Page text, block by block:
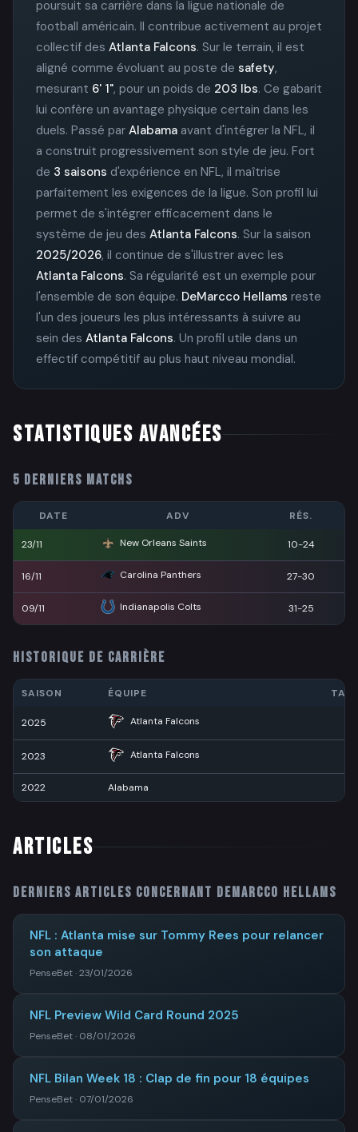
poursuit sa carrière dans la ligue nationale de
football américain. Il contribue activement au projet
collectif des Atlanta Falcons. Sur le terrain, il est
aligné comme évoluant au poste de safety,
mesurant 6' 1", pour un poids de 203 lbs. Ce gabarit
lui confère un avantage physique certain dans les
duels. Passé par Alabama avant d'intégrer la NFL, il
a construit progressivement son style de jeu. Fort
de 3 saisons d'expérience en NFL, il maîtrise
parfaitement les exigences de la ligue. Son profil lui
permet de s'intégrer efficacement dans le
système de jeu des Atlanta Falcons. Sur la saison
2025/2026, il continue de s'illustrer avec les
Atlanta Falcons. Sa régularité est un exemple pour
l'ensemble de son équipe. DeMarcco Hellams reste
l'un des joueurs les plus intéressants à suivre au
sein des Atlanta Falcons. Un profil utile dans un
effectif compétitif au plus haut niveau mondial.
STATISTIQUES AVANCÉES
5 DERNIERS MATCHS
DATE ADV RÉS.
23/11 New Orleans Saints 10-24
16/11 Carolina Panthers 27-30
09/11 Indianapolis Colts 31-25
HISTORIQUE DE CARRIÈRE
SAISON ÉQUIPE
2025 Atlanta Falcons
2023 Atlanta Falcons
2022 Alabama
ARTICLES
Derniers articles concernant DeMarcco Hellams
NFL : Atlanta mise sur Tommy Rees pour relancer
son attaque
PenseBet · 23/01/2026
NFL Preview Wild Card Round 2025
PenseBet · 08/01/2026
NFL Bilan Week 18 : Clap de fin pour 18 équipes
PenseBet · 07/01/2026